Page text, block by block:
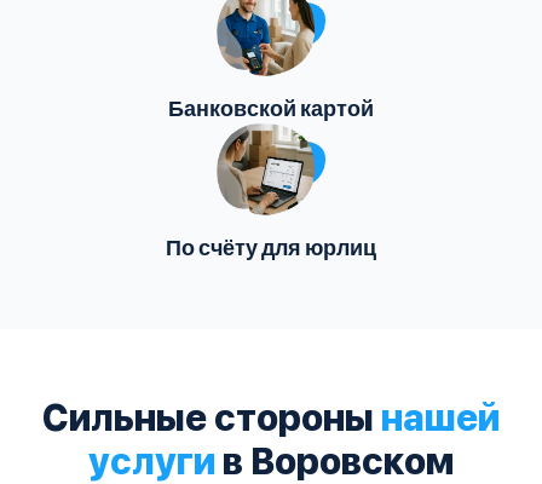
Банковской картой
По счёту для юрлиц
Сильные стороны нашей
услуги в Воровском